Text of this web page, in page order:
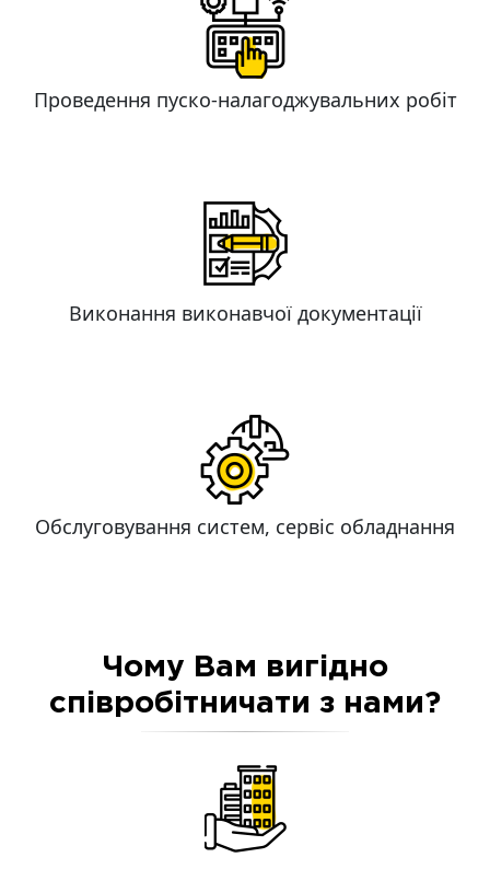
Проведення пуско-налагоджувальних робіт
Виконання виконавчої документації
Обслуговування систем, сервіс обладнання
Чому Вам вигідно
співробітничати з нами?